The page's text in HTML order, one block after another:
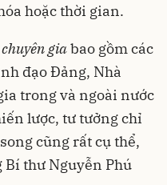
hoặc thời gian.
giabao gồm các
đạo Đảng, Nhà
trong và ngoài nước
lược, tư tưởng chỉ
cũng rất cụ thể,
Bí thư Nguyễn Phú